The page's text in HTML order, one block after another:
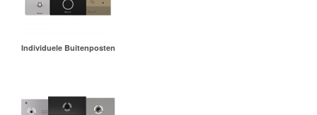
Individuele Buitenposten